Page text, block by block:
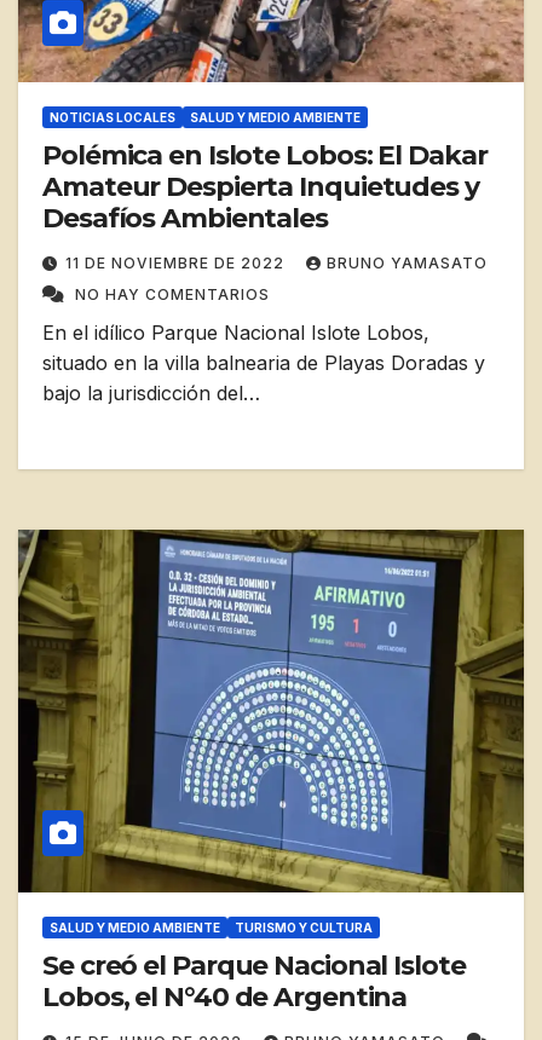
NOTICIAS LOCALES SALUD Y MEDIO AMBIENTE
Polémica en Islote Lobos: El Dakar
Amateur Despierta Inquietudes y
Desafíos Ambientales
11 DE NOVIEMBRE DE 2022
BRUNO YAMASATO
NO HAY COMENTARIOS
En el idílico Parque Nacional Islote Lobos,
situado en la villa balnearia de Playas Doradas y
bajo la jurisdicción del…
SALUD Y MEDIO AMBIENTE TURISMO Y CULTURA
Se creó el Parque Nacional Islote
Lobos, el N°40 de Argentina